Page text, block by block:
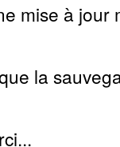
mise à
la